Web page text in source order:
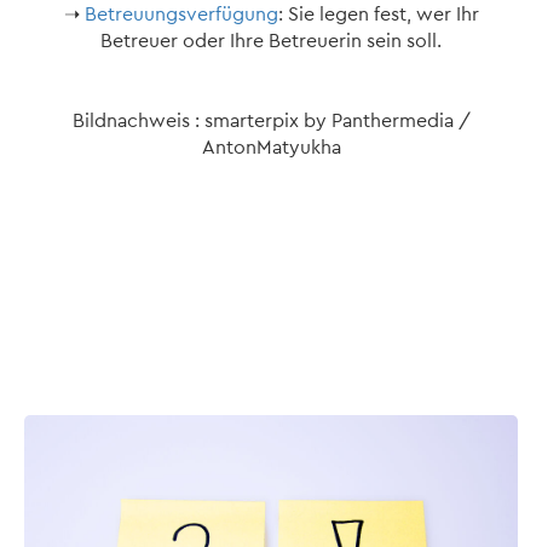
➝ Betreuungsverfügung: Sie legen fest, wer Ihr
Betreuer oder Ihre Betreuerin sein soll.
Bildnachweis : smarterpix by Panthermedia /
AntonMatyukha